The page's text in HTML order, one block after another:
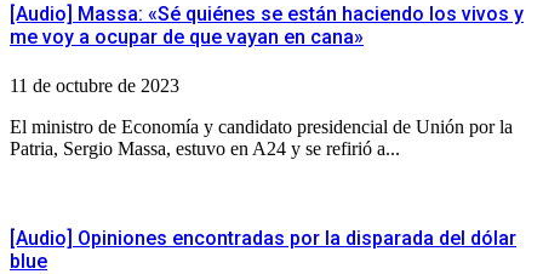
[Audio] Massa: «Sé quiénes se están haciendo los vivos y
me voy a ocupar de que vayan en cana»
11 de octubre de 2023
El ministro de Economía y candidato presidencial de Unión por la
Patria, Sergio Massa, estuvo en A24 y se refirió a...
[Audio] Opiniones encontradas por la disparada del dólar
blue